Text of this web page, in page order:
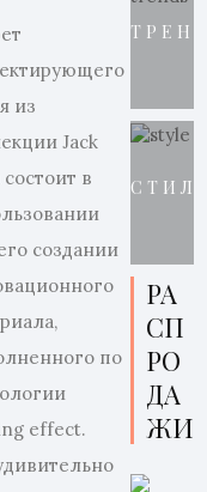
из
Jack
состоит в
создании
по
effect.
РА
СП
РО
ДА
ЖИ